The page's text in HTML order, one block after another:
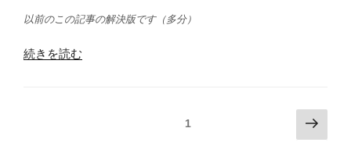
以前のこの記事の解決版です（多分）
“種
続きを読む
1
次
の